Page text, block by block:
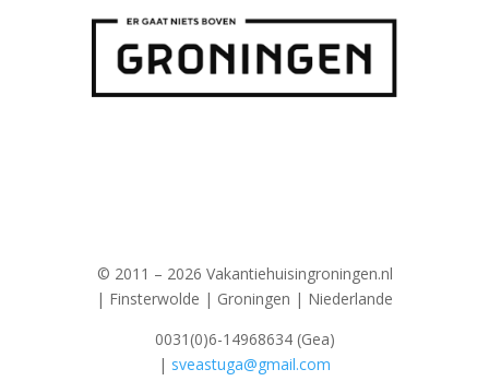
© 2011 – 2026 Vakantiehuisingroningen.nl
| Finsterwolde | Groningen | Niederlande
0031(0)6-14968634 (Gea)
| sveastuga@gmail.com